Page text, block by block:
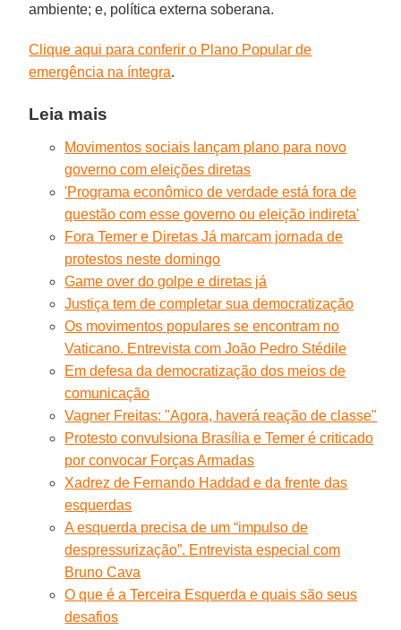
ambiente; e, política externa soberana.
Clique aqui para conferir o Plano Popular de
emergência na íntegra.
Leia mais
Movimentos sociais lançam plano para novo
governo com eleições diretas
'Programa econômico de verdade está fora de
questão com esse governo ou eleição indireta'
Fora Temer e Diretas Já marcam jornada de
protestos neste domingo
Game over do golpe e diretas já
Justiça tem de completar sua democratização
Os movimentos populares se encontram no
Vaticano. Entrevista com João Pedro Stédile
Em defesa da democratização dos meios de
comunicação
Vagner Freitas: "Agora, haverá reação de classe"
Protesto convulsiona Brasília e Temer é criticado
por convocar Forças Armadas
Xadrez de Fernando Haddad e da frente das
esquerdas
A esquerda precisa de um “impulso de
despressurização”. Entrevista especial com
Bruno Cava
O que é a Terceira Esquerda e quais são seus
desafios